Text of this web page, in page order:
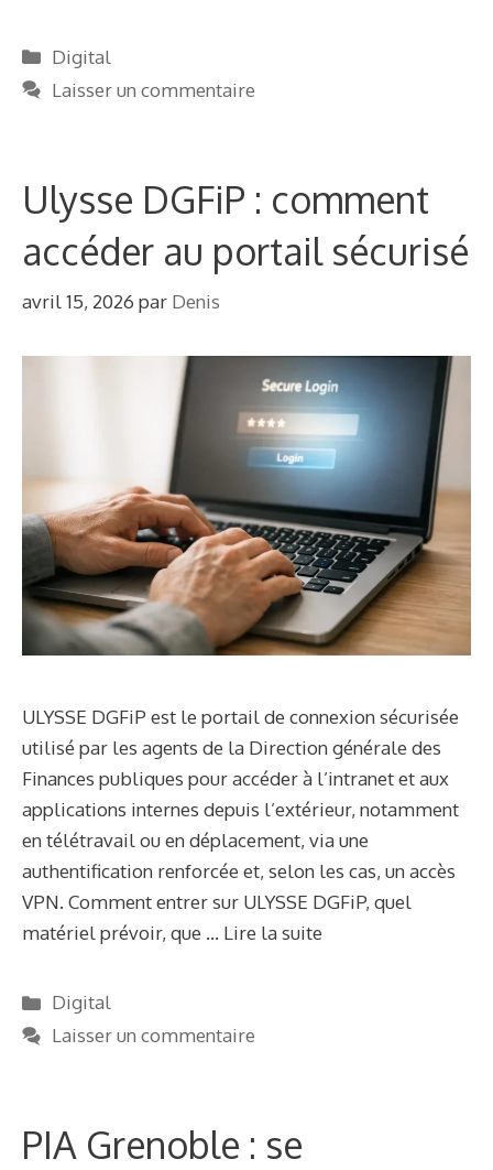
Catégories
Digital
Laisser un commentaire
Ulysse DGFiP : comment
accéder au portail sécurisé
avril 15, 2026 par Denis
ULYSSE DGFiP est le portail de connexion sécurisée
utilisé par les agents de la Direction générale des
Finances publiques pour accéder à l’intranet et aux
applications internes depuis l’extérieur, notamment
en télétravail ou en déplacement, via une
authentification renforcée et, selon les cas, un accès
VPN. Comment entrer sur ULYSSE DGFiP, quel
matériel prévoir, que … Lire la suite
Catégories
Digital
Laisser un commentaire
PIA Grenoble : se